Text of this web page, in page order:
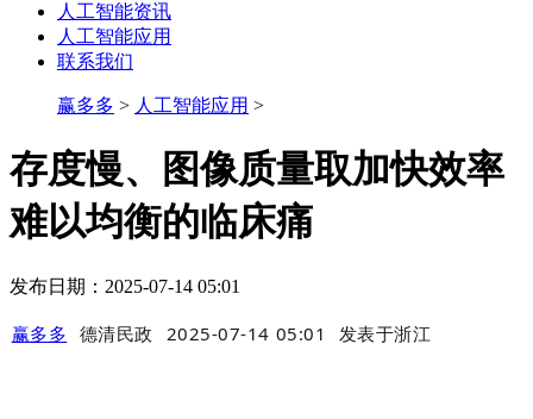
人工智能资讯
人工智能应用
联系我们
赢多多 > 人工智能应用 >
存度慢、图像质量取加快效率
难以均衡的临床痛
发布日期：2025-07-14 05:01
赢多多 德清民政 2025-07-14 05:01 发表于浙江